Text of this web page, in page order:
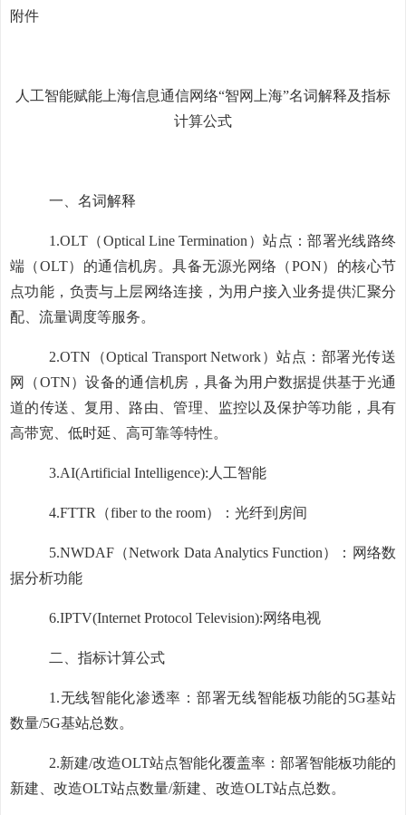
附件
人工智能赋能上海信息通信网络“智网上海”名词解释及指标
计算公式
一、 名词解释
1.OLT （Optical Line Termination ）站点：部署光线路终
端（OLT）的通信机房。具备无源光网络（PON）的核心节
点功能，负责与上层网络连接，为用户接入业务提供汇聚分
配、流量调度等服务。
2.OTN （Optical Transport Network）站点：部署光传送
网（OTN）设备的通信机房，具备为用户数据提供基于光通
道的传送、复用、路由、管理、监控以及保护等功能，具有
高带宽、低时延、高可靠等特性。
3.AI(Artificial Intelligence): 人工智能
4.FTTR （fiber to the room）：光纤到房间
5.NWDAF （Network Data Analytics Function）：网络数
据分析功能
6.IPTV(Internet Protocol Television):网络电视
二、 指标计算公式
1.无线智能化渗透率：部署无线智能板功能的5G基站
数量/5G基站总数。
2.新建/改造OLT站点智能化覆盖率：部署智能板功能的
新建、改造OLT站点数量/新建、改造OLT站点总数。